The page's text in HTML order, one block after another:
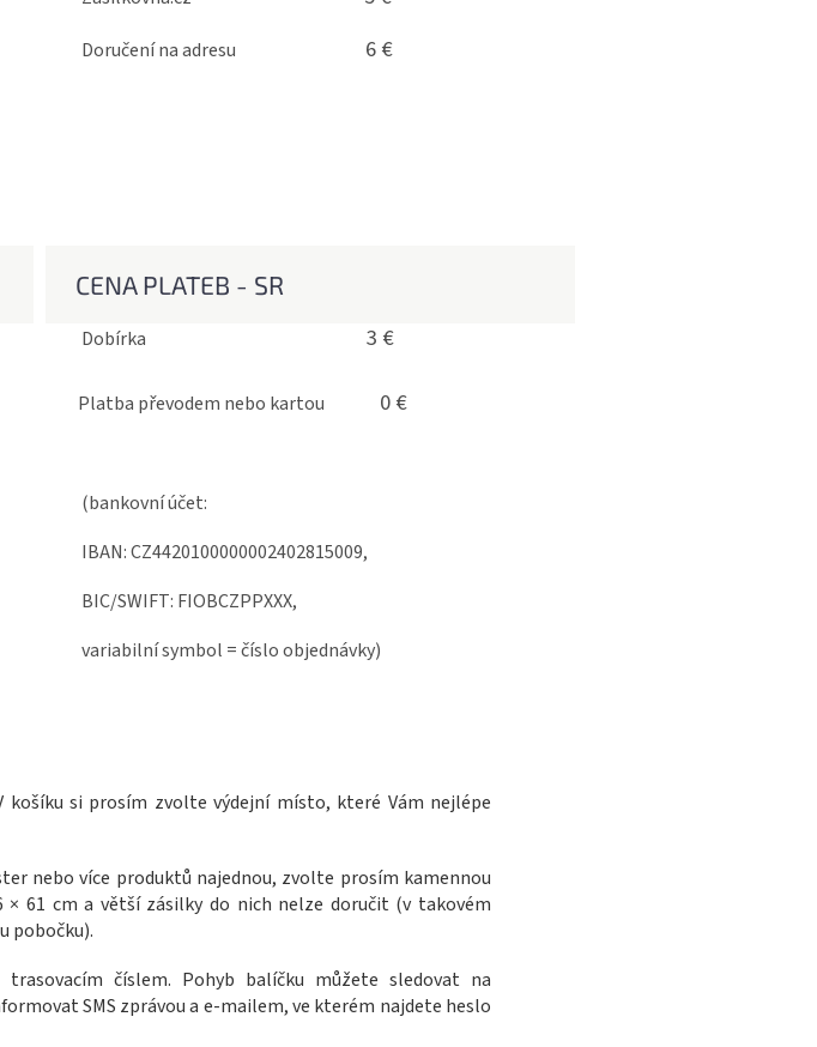
Doručení na adresu 6 €
CENA PLATEB - SR
Dobírka 3 €
Platba převodem nebo kartou 0 €
(bankovní účet:
IBAN:CZ4420100000002402815009,
BIC/SWIFT: FIOBCZPPXXX,
variabilní symbol = číslo objednávky)
košíku si prosím zvolte výdejní místo, které Vám nejlépe
nebo více produktů najednou, zvolte prosím kamennou
× 61 cm a větší zásilky do nich nelze doručit (v takovém
pobočku).
číslem. Pohyb balíčku můžete sledovat na
SMS zprávou a e-mailem, ve kterém najdete heslo